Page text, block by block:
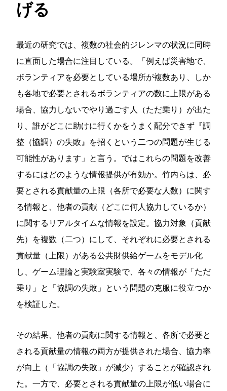
げる
最近の研究では、複数の社会的ジレンマの状況に同時
に直面した場合に注目している。「例えば災害地で、
ボランティアを必要としている場所が複数あり、しか
も各地で必要とされるボランティアの数に上限がある
場合、協力しないでやり過ごす人（ただ乗り）が出た
り、誰がどこに助けに行くかをうまく配分できず『調
整（協調）の失敗』を招くという二つの問題が生じる
可能性があります」と言う。ではこれらの問題を改善
するにはどのような情報提供が有効か。竹内らは、必
要とされる貢献量の上限（各所で必要な人数）に関す
る情報と、他者の貢献（どこに何人協力しているか）
に関するリアルタイムな情報を設定。協力対象（貢献
先）を複数（二つ）にして、それぞれに必要とされる
貢献量（上限）がある公共財供給ゲームをモデル化
し、ゲーム理論と実験室実験で、各々の情報が「ただ
乗り」と「協調の失敗」という問題の克服に役立つか
を検証した。
その結果、他者の貢献に関する情報と、各所で必要と
される貢献量の情報の両方が提供された場合、協力率
が向上（「協調の失敗」が減少）することが確認され
た。一方で、必要とされる貢献量の上限が低い場合に